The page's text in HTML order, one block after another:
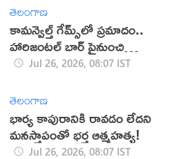
తెలంగాణ
కామన్వెల్త్ గేమ్స్‌లో ప్రమాదం..
హారిజంటల్ బార్‌ పైనుంచి
పడిపోయిన జిమ్నాస్ట్‌ (వీడియో)
Jul 26, 2026, 08:07 IST
తెలంగాణ
భార్య కాపురానికి రావడం లేదని
మనస్తాపంతో భర్త ఆత్మహత్య!
Jul 26, 2026, 08:07 IST